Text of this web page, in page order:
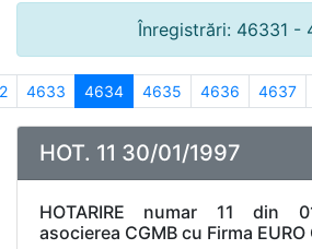
Înregistrări: 46331 -
4633 4634 4635 4636 4637
HOT. 11 30/01/1997
HOTARIRE numar 11 din
asocierea CGMB cu Firma EURO